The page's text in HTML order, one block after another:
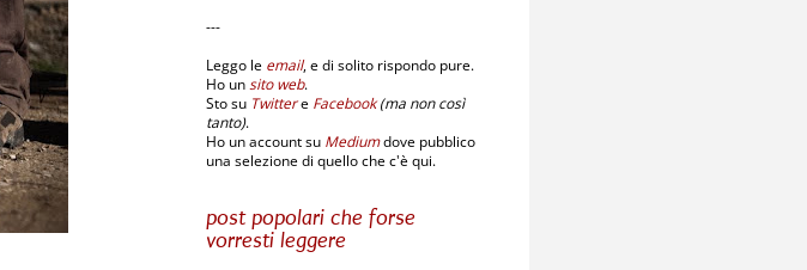
---
Leggo le email,e di solito rispondo pure.
Ho unsito web.
Sto su Twittere Facebook(ma non così
tanto).
Ho un account su Mediumdove pubblico
una selezione di quello che c'è qui.
post popolari che forse
vorresti leggere